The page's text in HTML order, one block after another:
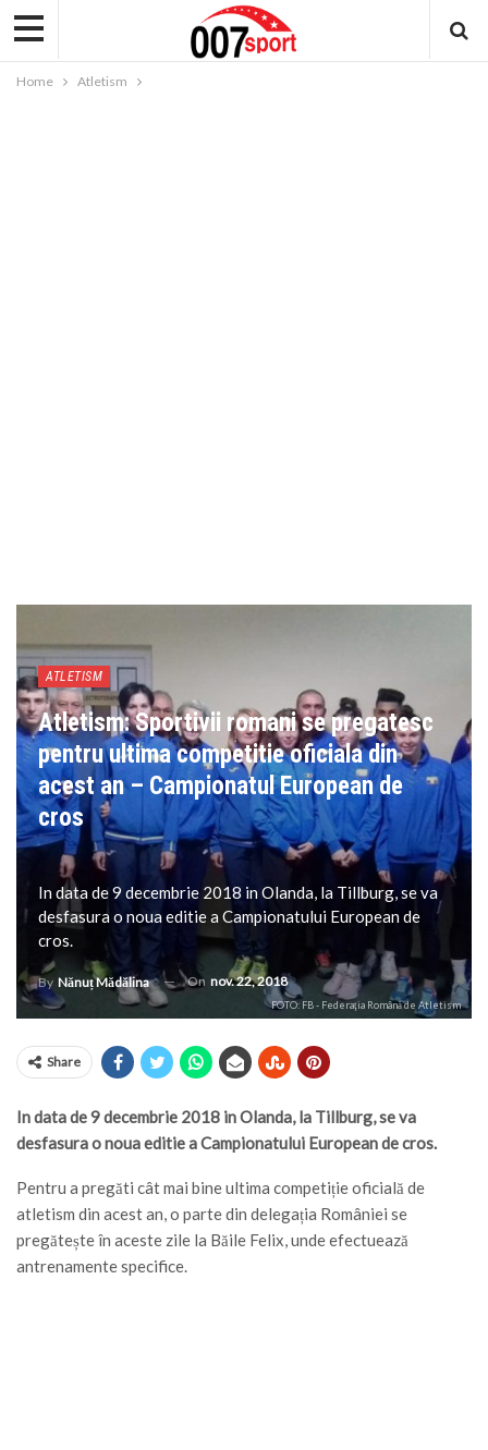
Home Atletism
ATLETISM
Atletism: Sportivii romani se pregatesc
pentru ultima competitie oficiala din
acest an – Campionatul European de
cros
In data de 9 decembrie 2018 in Olanda, la Tillburg, se va
desfasura o noua editie a Campionatului European de
cros.
By Nănuț Mădălina On nov. 22, 2018
FOTO: FB - Federaţia Română de Atletism
Share
In data de 9 decembrie 2018 in Olanda, la Tillburg, se va
desfasura o noua editie a Campionatului European de cros.
Pentru a pregăti cât mai bine ultima competiție oficială de
atletism din acest an, o parte din delegația României se
pregătește în aceste zile la Băile Felix, unde efectuează
antrenamente specifice.